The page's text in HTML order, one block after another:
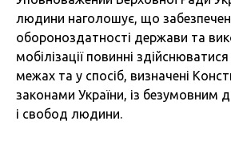
людини наголошує, що
обороноздатності держави та
мобілізації повинні
межах та у спосіб, визначені
законами України, із безумовним
і свобод людини.